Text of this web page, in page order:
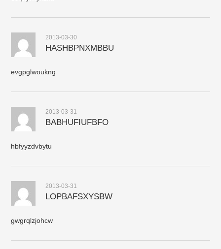
2013-03-30
HASHBPNXMBBU
evgpglwoukng
2013-03-31
BABHUFIUFBFO
hbfyyzdvbytu
2013-03-31
LOPBAFSXYSBW
gwgrqlzjohcw